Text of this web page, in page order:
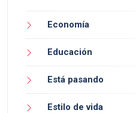
Economía
Educación
Está pasando
Estilo de vida